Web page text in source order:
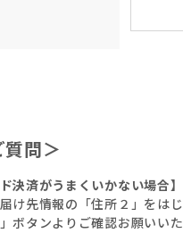
問＞
決済がうまくいかない場合】
け先情報の「住所２」をは
ボタンよりご確認お願いいた